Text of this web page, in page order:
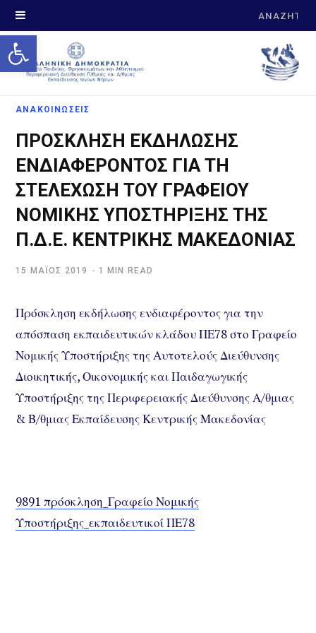
Open toolbar
Search
ΑΝΑΚΟΙΝΩΣΕΙΣ
ΠΡΟΣΚΛΗΣΗ ΕΚΔΗΛΩΣΗΣ
ΕΝΔΙΑΦΕΡΟΝΤΟΣ ΓΙΑ ΤΗ
ΣΤΕΛΕΧΩΣΗ ΤΟΥ ΓΡΑΦΕΙΟΥ
ΝΟΜΙΚΗΣ ΥΠΟΣΤΗΡΙΞΗΣ ΤΗΣ
Π.Δ.Ε. ΚΕΝΤΡΙΚΗΣ ΜΑΚΕΔΟΝΙΑΣ
15 ΜΆΊΟΣ 2019 1 MIN READ
Πρόσκληση εκδήλωσης ενδιαφέροντος για την
απόσπαση εκπαιδευτικών κλάδου ΠΕ78 στο Γραφείο
Νομικής Υποστήριξης της Αυτοτελούς Διεύθυνσης
Διοικητικής, Οικονομικής και Παιδαγωγικής
Υποστήριξης της Περιφερειακής Διεύθυνσης Α/θμιας
& Β/θμιας Εκπαίδευσης Κεντρικής Μακεδονίας
9891 πρόσκληση_Γραφείο Νομικής
Υποστήριξης_εκπαιδευτικοί ΠΕ78